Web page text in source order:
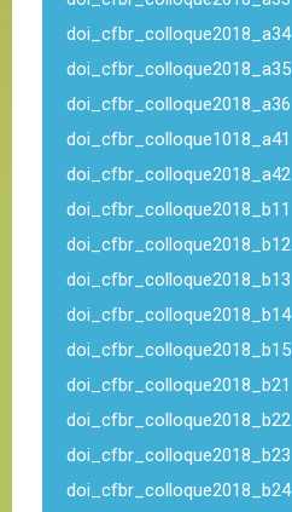
doi_cfbr_colloque2018_a34
doi_cfbr_colloque2018_a35
doi_cfbr_colloque2018_a36
doi_cfbr_colloque1018_a41
doi_cfbr_colloque2018_a42
doi_cfbr_colloque2018_b11
doi_cfbr_colloque2018_b12
doi_cfbr_colloque2018_b13
doi_cfbr_colloque2018_b14
doi_cfbr_colloque2018_b15
doi_cfbr_colloque2018_b21
doi_cfbr_colloque2018_b22
doi_cfbr_colloque2018_b23
doi_cfbr_colloque2018_b24